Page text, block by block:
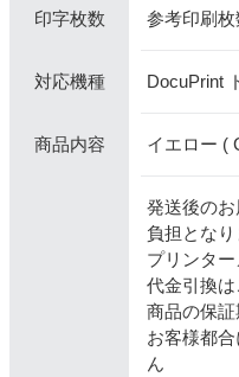
印字枚数 参考印刷
対応機種 DocuPrint
商品内容 イエロー (
発送後の
負担となり
プリンタ
代金引換
商品の保
お客様都
ん